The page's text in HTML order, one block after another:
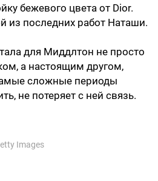
бежевого цвета от Dior.
из последних работ Наташи.
для Миддлтон не просто
а настоящим другом,
сложные периоды
не потеряет с ней связь.
Images